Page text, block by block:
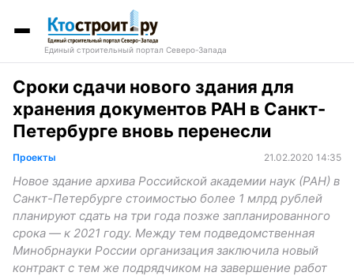
Единый строительный портал Северо-Запада
Сроки сдачи нового здания для
хранения документов РАН в Санкт-
Петербурге вновь перенесли
Проекты 21.02.2020 14:35
Новое здание архива Российской академии наук (РАН) в
Санкт-Петербурге стоимостью более 1 млрд рублей
планируют сдать на три года позже запланированного
срока — к 2021 году. Между тем подведомственная
Минобрнауки России организация заключила новый
контракт с тем же подрядчиком на завершение работ